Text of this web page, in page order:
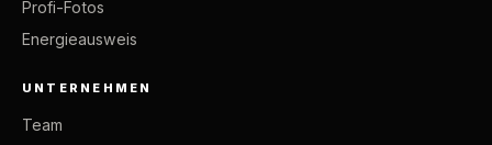
Profi-Fotos
Energieausweis
UNTERNEHMEN
Team